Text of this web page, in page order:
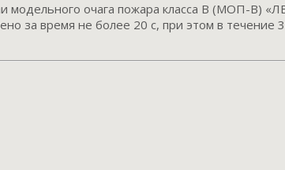
очага пожара класса B (МОП-В)
за время не более 20 с, при этом в течение